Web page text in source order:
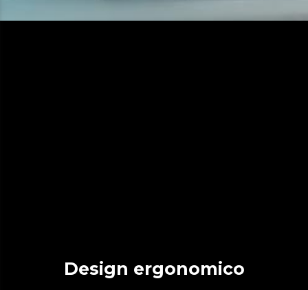
Design ergonomico